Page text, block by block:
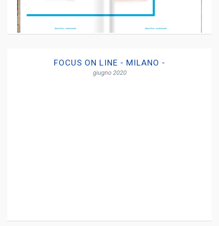
FOCUS ON LINE - MILANO -
giugno 2020